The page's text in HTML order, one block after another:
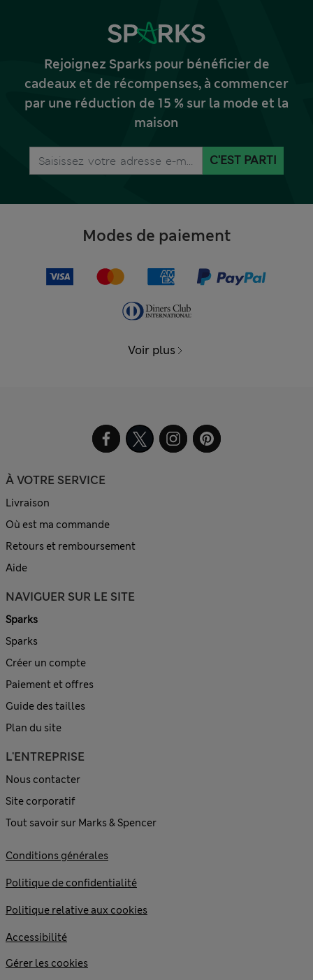
Rejoignez Sparks pour bénéficier de
cadeaux et de récompenses, à commencer
par une réduction de 15 % sur la mode et la
maison
C'EST PARTI
Modes de paiement
Voir plus
À VOTRE SERVICE
Livraison
Où est ma commande
Retours et remboursement
Aide
NAVIGUER SUR LE SITE
Sparks
Sparks
Créer un compte
Paiement et offres
Guide des tailles
Plan du site
L'ENTREPRISE
Nous contacter
Site corporatif
Tout savoir sur Marks & Spencer
Conditions générales
Politique de confidentialité
Politique relative aux cookies
Accessibilité
Gérer les cookies